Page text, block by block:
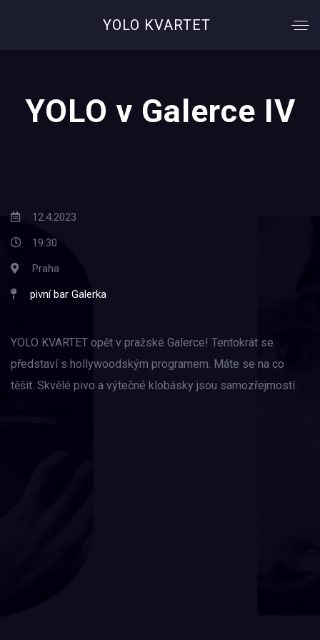
YOLO KVARTET
YOLO v Galerce IV
12.4.2023
19:30
Praha
pivní bar Galerka
YOLO KVARTET opět v pražské Galerce! Tentokrát se
představí s hollywoodským programem. Máte se na co
těšit. Skvělé pivo a výtečné klobásky jsou samozřejmostí.